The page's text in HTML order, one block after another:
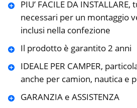
PIU’ FACILE DA
necessari per un montaggio
inclusi nella confezione
Il prodotto è garantito 2 anni
IDEALE PER CAMPER,
anche per camion, nautica e
GARANZIA e ASSISTENZA